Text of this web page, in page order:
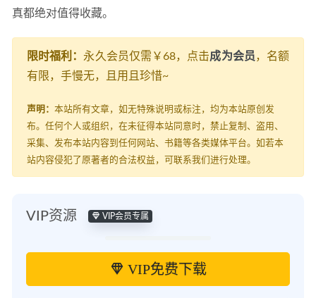
真都绝对值得收藏。
限时福利： 永久会员仅需￥68，点击成为会员，名额
有限，手慢无，且用且珍惜~
声明： 本站所有文章，如无特殊说明或标注，均为本站原创发
布。任何个人或组织，在未征得本站同意时，禁止复制、盗用、
采集、发布本站内容到任何网站、书籍等各类媒体平台。如若本
站内容侵犯了原著者的合法权益，可联系我们进行处理。
VIP资源 VIP会员专属
VIP免费下载